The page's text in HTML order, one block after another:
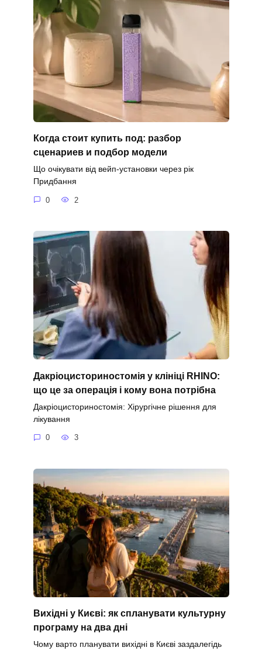
Когда стоит купить под: разбор
сценариев и подбор модели
Що очікувати від вейп-установки через рік
Придбання
0 2
Дакріоцисториностомія у клініці RHINO:
що це за операція і кому вона потрібна
Дакріоцисториностомія: Хірургічне рішення для
лікування
0 3
Вихідні у Києві: як спланувати культурну
програму на два дні
Чому варто планувати вихідні в Києві заздалегідь